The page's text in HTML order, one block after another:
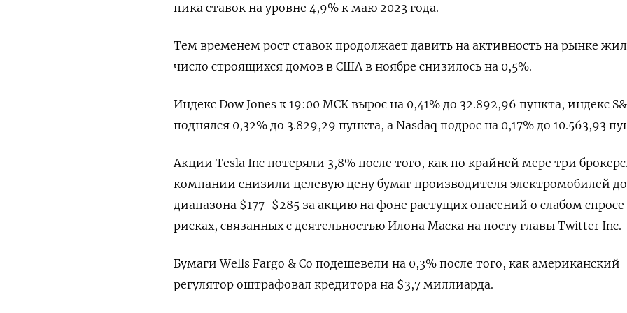
пика ставок на уровне 4,9% к маю 2023 года.
Тем временем рост ставок продолжает давить на активность на рынке
число строящихся домов в США в ноябре снизилось на 0,5%.
Индекс Dow Jones к 19:00 МСК вырос на 0,41% до 32.892,96 пункта, индекс
поднялся 0,32% до 3.829,29​ пункта, а Nasdaq подрос на 0,17% до 10.563,93
Акции Tesla Inc потеряли 3,8% после того, как по крайней мере три
компании снизили целевую цену бумаг производителя электромобилей до
диапазона $177-$285 за акцию на фоне растущих опасений о слабом спросе
рисках, связанных с деятельностью Илона Маска на посту главы Twitter Inc.
Бумаги Wells Fargo & Co подешевели на 0,3% после того, как американский
регулятор оштрафовал кредитора на $3,7 миллиарда.